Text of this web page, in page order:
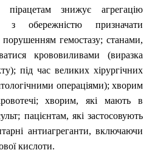
знижує агрегацію
з обережністю призначати
порушенням гемостазу; станами,
крововиливами (виразка
під час великих хірургічних
операціями); хворим
хворим, які мають в
пацієнтам, які застосовують
антиагреганти, включаючи
кислоти.